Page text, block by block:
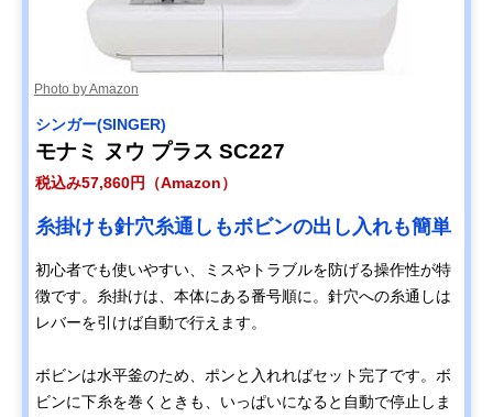
Photo by Amazon
シンガー(SINGER)
モナミ ヌウ プラス SC227
税込み57,860円（Amazon）
糸掛けも針穴糸通しもボビンの出し入れも簡単
初心者でも使いやすい、ミスやトラブルを防げる操作性が特
徴です。糸掛けは、本体にある番号順に。針穴への糸通しは
レバーを引けば自動で行えます。
ボビンは水平釜のため、ポンと入れればセット完了です。ボ
ビンに下糸を巻くときも、いっぱいになると自動で停止しま